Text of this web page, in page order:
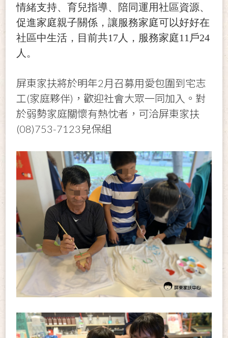
情緒支持、育兒指導、陪同運用社區資源、
促進家庭親子關係，讓服務家庭可以好好在
社區中生活，目前共17人，服務家庭11戶24
人。
屏東家扶將於明年2月召募用愛包圍到宅志
工(家庭夥伴)，歡迎社會大眾一同加入。對
於弱勢家庭關懷有熱忱者，可洽屏東家扶
(08)753-7123兒保組